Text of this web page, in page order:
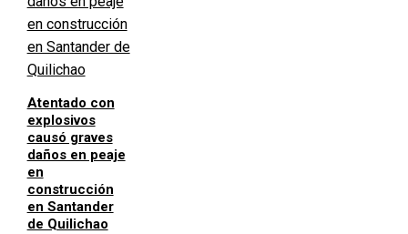
Atentado con
explosivos
causó graves
daños en peaje
en
construcción
en Santander
de Quilichao